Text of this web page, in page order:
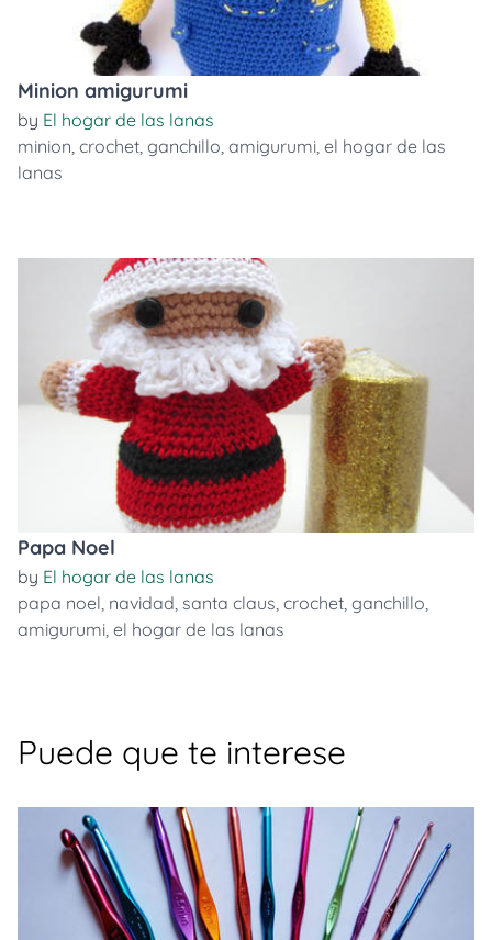
Minion amigurumi
by El hogar de las lanas
minion, crochet, ganchillo, amigurumi, el hogar de las
lanas
Papa Noel
by El hogar de las lanas
papa noel, navidad, santa claus, crochet, ganchillo,
amigurumi, el hogar de las lanas
Puede que te interese